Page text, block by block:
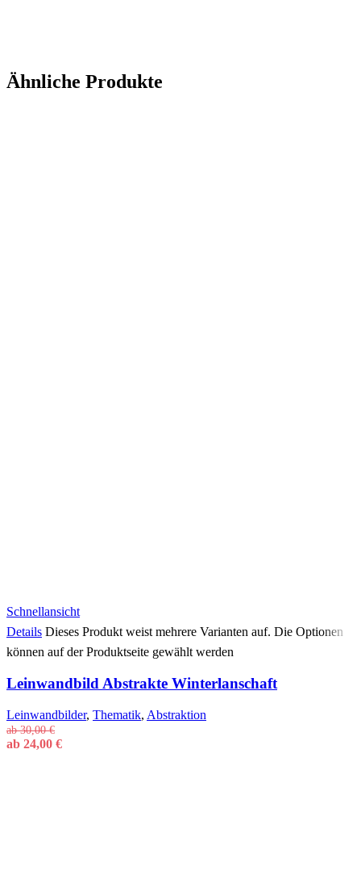
Ähnliche Produkte
Schnellansicht
Details Dieses Produkt weist mehrere Varianten auf. Die Optionen
können auf der Produktseite gewählt werden
Leinwandbild Abstrakte Winterlanschaft
Leinwandbilder, Thematik, Abstraktion
ab30,00€
ab 24,00 €